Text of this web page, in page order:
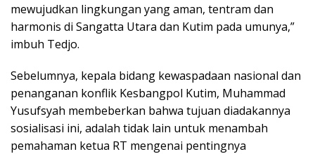
mewujudkan lingkungan yang aman, tentram dan
harmonis di Sangatta Utara dan Kutim pada umunya,”
imbuh Tedjo.
Sebelumnya, kepala bidang kewaspadaan nasional dan
penanganan konflik Kesbangpol Kutim, Muhammad
Yusufsyah membeberkan bahwa tujuan diadakannya
sosialisasi ini, adalah tidak lain untuk menambah
pemahaman ketua RT mengenai pentingnya